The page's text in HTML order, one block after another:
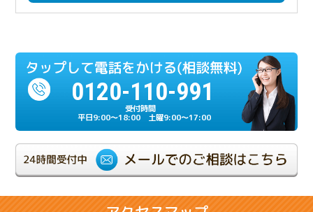
多額の負債を相続放棄したケース
2024.07.17
相続人の一人が重度の認知症だったケース
2024.06.21
相続が複雑化しやすい兄弟相続のケース
0120-110-991
平日9:00～18:00 土曜9:00～17:00